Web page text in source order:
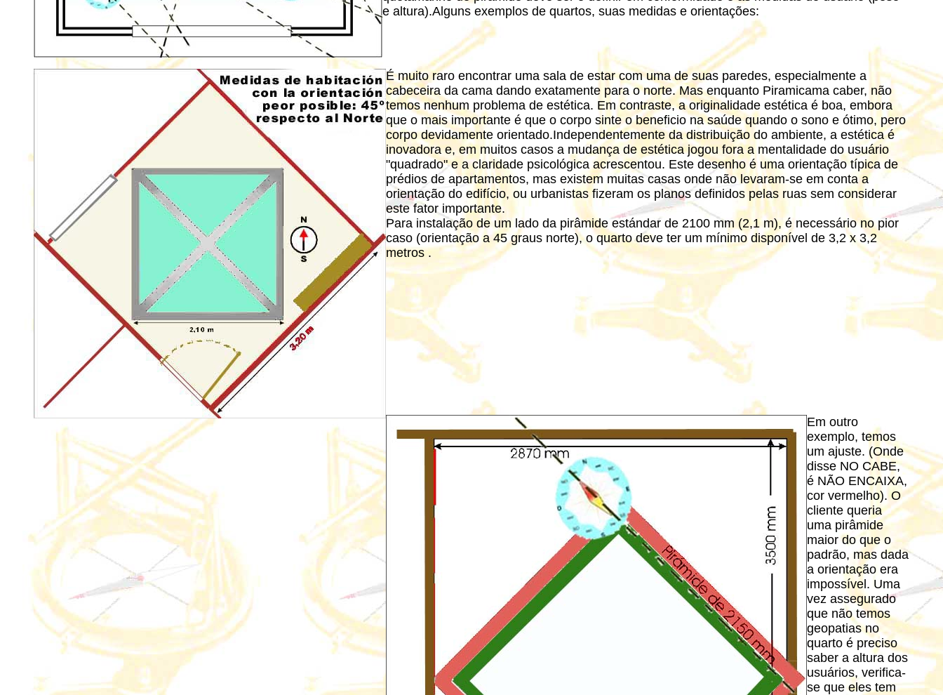
e altura).Alguns exemplos de quartos, suas medidas e orientações:
É muito raro encontrar uma sala de estar com uma de suas paredes, especialmente a
cabeceira da cama dando exatamente para o norte. Mas enquanto Piramicama caber, não
temos nenhum problema de estética. Em contraste, a originalidade estética é boa, embora
que o mais importante é que o corpo sinte o beneficio na saúde quando o sono e ótimo, pero
corpo devidamente orientado.Independentemente da distribuição do ambiente, a estética é
inovadora e, em muitos casos a mudança de estética jogou fora a mentalidade do usuário
"quadrado" e a claridade psicológica acrescentou. Este desenho é uma orientação típica de
prédios de apartamentos, mas existem muitas casas onde não levaram-se em conta a
orientação do edifício, ou urbanistas fizeram os planos definidos pelas ruas sem considerar
este fator importante.
Para instalação de um lado da pirâmide estándar de 2100 mm (2,1 m), é necessário no pior
caso (orientação a 45 graus norte), o quarto deve ter um mínimo disponível de 3,2 x 3,2
metros .
Em outro
exemplo, temos
um ajuste. (Onde
disse NO CABE,
é NÃO ENCAIXA,
cor vermelho). O
cliente queria
uma pirâmide
maior do que o
padrão, mas dada
a orientação era
impossível. Uma
vez assegurado
que não temos
geopatias no
quarto é preciso
saber a altura dos
usuários, verifica-
se que eles tem